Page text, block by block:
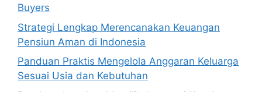
Buyers
Strategi Lengkap Merencanakan Keuangan
Pensiun Aman di Indonesia
Panduan Praktis Mengelola Anggaran Keluarga
Sesuai Usia dan Kebutuhan